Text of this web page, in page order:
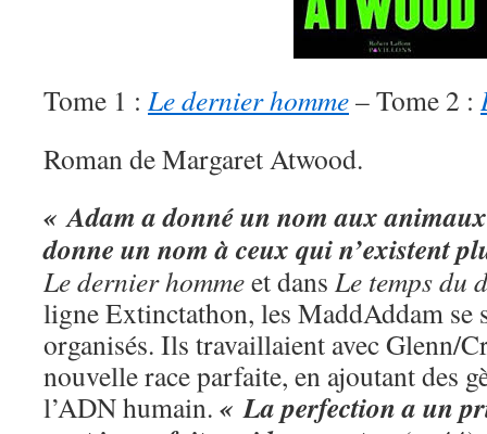
Tome 1 :Le dernier homme– Tome 2 :
Roman de Margaret Atwood.
« Adam a donné un nom aux
donne un nom à ceux qui n’existent
Le dernier hommeet dans Le temps du
ligne Extinctathon, les MaddAddam se
organisés. Ils travaillaient avec Glenn/
nouvelle race parfaite, en ajoutant des
l’ADN humain. « La perfection a un